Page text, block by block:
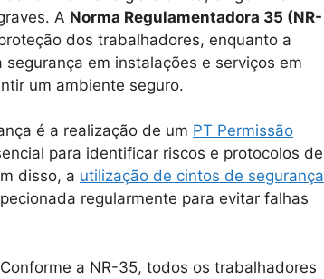
A Norma Regulamentadora 35 (NR-
dos trabalhadores, enquanto a
segurança em instalações e serviços em
um ambiente seguro.
é a realização de um PT Permissão
para identificar riscos e protocolos de
disso, a utilização de cintos de segurança
regularmente para evitar falhas
a NR-35, todos os trabalhadores